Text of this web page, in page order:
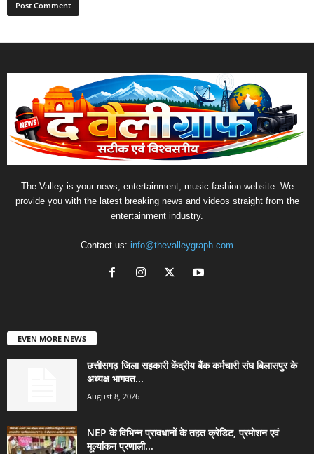
The Valley is your news, entertainment, music fashion website. We
provide you with the latest breaking news and videos straight from the
entertainment industry.
Contact us: info@thevalleygraph.com
EVEN MORE NEWS
छत्तीसगढ़ जिला सहकारी केंद्रीय बैंक कर्मचारी संघ बिलासपुर के
अध्यक्ष भागवत...
August 8, 2026
NEP के विभिन्न प्रावधानों के तहत क्रेडिट, प्रमोशन एवं
मूल्यांकन प्रणाली...